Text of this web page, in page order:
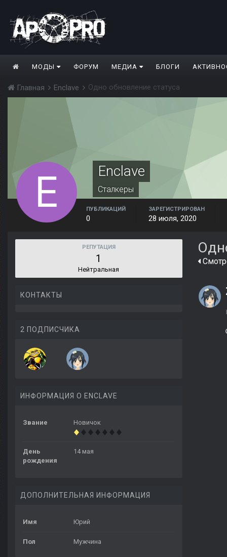
МОДЫ ФОРУМ МЕДИА БЛОГИ
Главная Enclave Одно обновление статуса
Enclave
Сталкеры
ПУБЛИКАЦИЙ
0
ЗАРЕГИСТРИРОВАН
28 июля, 2020
РЕПУТАЦИЯ
1
Нейтральная
КОНТАКТЫ
2 ПОДПИСЧИКА
ИНФОРМАЦИЯ О ENCLAVE
Звание Новичок
День
рождения
14 мая
ДОПОЛНИТЕЛЬНАЯ ИНФОРМАЦИЯ
Имя Юрий
Пол Мужчина